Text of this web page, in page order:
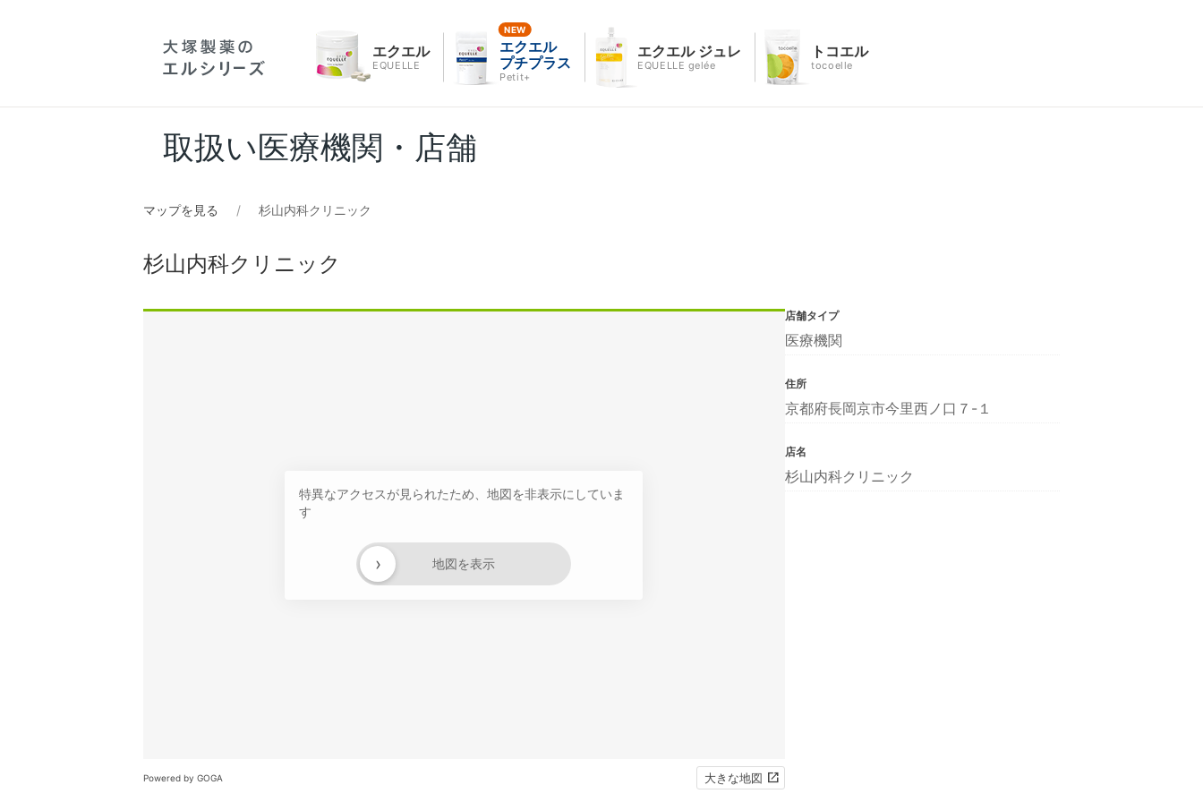
エクエル
EQUELLE
エクエル
プチプラス
Petit+
エクエル ジュレ
EQUELLE gelée
トコエル
tocoelle
取扱い医療機関・店舗
マップを見る 杉山内科クリニック
杉山内科クリニック
特異なアクセスが見られたため、地図を非表示にしていま
す
地図を表示
›
Powered by GOGA 大きな地図
店舗タイプ
医療機関
住所
京都府長岡京市今里西ノ口７-１
店名
杉山内科クリニック